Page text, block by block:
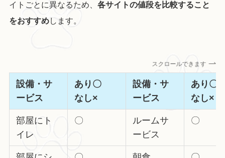
イトごとに異なるため、 各サイトの値段を比較すること
をおすすめします。
スクロールできます
設備・サ
ービス
あり〇
なし×
設備・サ
ービス
あり
なし×
部屋にト
イレ
〇
ルームサ
ービス
〇